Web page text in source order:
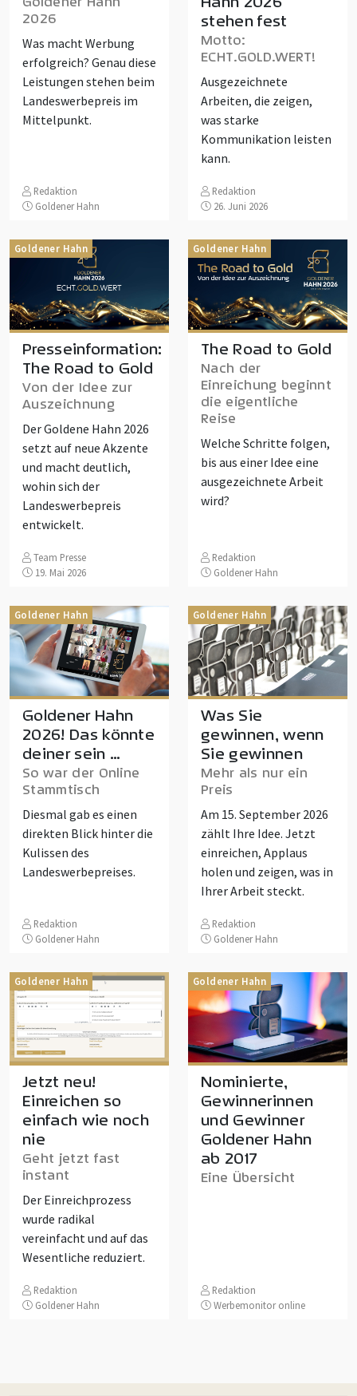
2026
Was macht Werbung
erfolgreich? Genau diese
Leistungen stehen beim
Landeswerbepreis im
Mittelpunkt.
Redaktion
Goldener Hahn
stehen fest
Motto:
ECHT.GOLD.WERT!
Ausgezeichnete
Arbeiten, die zeigen,
was starke
Kommunikation leisten
kann.
Redaktion
26. Juni 2026
Goldener Hahn
Presseinformation:
The Road to Gold
Von der Idee zur
Auszeichnung
Der Goldene Hahn 2026
setzt auf neue Akzente
und macht deutlich,
wohin sich der
Landeswerbepreis
entwickelt.
Team Presse
19. Mai 2026
Goldener Hahn
The Road to Gold
Nach der
Einreichung beginnt
die eigentliche
Reise
Welche Schritte folgen,
bis aus einer Idee eine
ausgezeichnete Arbeit
wird?
Redaktion
Goldener Hahn
Goldener Hahn
Goldener Hahn
2026! Das könnte
deiner sein …
So war der Online
Stammtisch
Diesmal gab es einen
direkten Blick hinter die
Kulissen des
Landeswerbepreises.
Redaktion
Goldener Hahn
Goldener Hahn
Was Sie
gewinnen, wenn
Sie gewinnen
Mehr als nur ein
Preis
Am 15. September 2026
zählt Ihre Idee. Jetzt
einreichen, Applaus
holen und zeigen, was in
Ihrer Arbeit steckt.
Redaktion
Goldener Hahn
Goldener Hahn
Jetzt neu!
Einreichen so
einfach wie noch
nie
Geht jetzt fast
instant
Der Einreichprozess
wurde radikal
vereinfacht und auf das
Wesentliche reduziert.
Redaktion
Goldener Hahn
Goldener Hahn
Nominierte,
Gewinnerinnen
und Gewinner
Goldener Hahn
ab 2017
Eine Übersicht
Redaktion
Werbemonitor online